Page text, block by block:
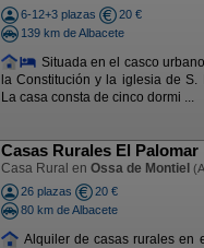
6-12+3 plazas
20 €
139 km de Albacete
Situada en el casco
la Constitución y la iglesia de S.
La casa consta de cinco dormi ...
Casas Rurales El Palomar
Casa Rural en Ossa de Montiel
26 plazas
20 €
80 km de Albacete
Alquiler de casas rurales en